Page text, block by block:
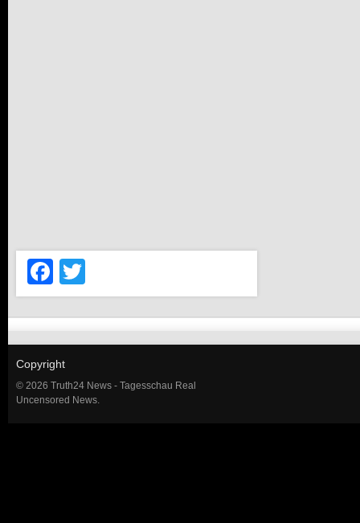
Facebook
Copyright
© 2026 Truth24 News - Tagesschau Real
Uncensored News.